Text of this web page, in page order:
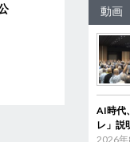
動画
AI時代
レ」説
2026